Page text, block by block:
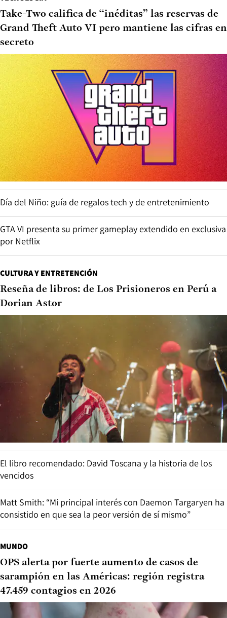
Take-Two califica de “inéditas” las reservas de
Grand Theft Auto VI pero mantiene las cifras en
secreto
Día del Niño: guía de regalos tech y de entretenimiento
GTA VI presenta su primer gameplay extendido en exclusiva
por Netflix
CULTURA Y ENTRETENCIÓN
Reseña de libros: de Los Prisioneros en Perú a
Dorian Astor
El libro recomendado: David Toscana y la historia de los
vencidos
Matt Smith: “Mi principal interés con Daemon Targaryen ha
consistido en que sea la peor versión de sí mismo”
MUNDO
OPS alerta por fuerte aumento de casos de
sarampión en las Américas: región registra
47.459 contagios en 2026